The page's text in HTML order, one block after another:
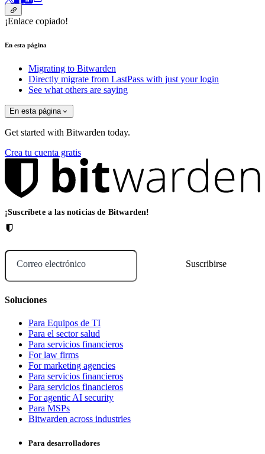
¡Enlace copiado!
En esta página
Migrating to Bitwarden
Directly migrate from LastPass with just your login
See what others are saying
En esta página
Get started with Bitwarden today.
Crea tu cuenta gratis
¡Suscríbete a las noticias de Bitwarden!
Correo electrónico
Soluciones
Para Equipos de TI
Para el sector salud
Para servicios financieros
For law firms
For marketing agencies
Para servicios financieros
Para servicios financieros
For agentic AI security
Para MSPs
Bitwarden across industries
Para desarrolladores